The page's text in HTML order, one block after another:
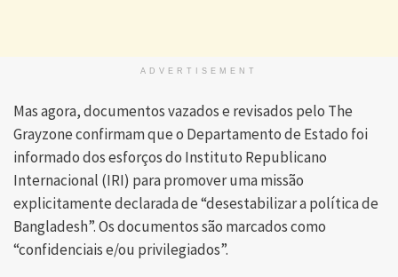
ADVERTISEMENT
Mas agora, documentos vazados e revisados ​​pelo The
Grayzone confirmam que o Departamento de Estado foi
informado dos esforços do Instituto Republicano
Internacional (IRI) para promover uma missão
explicitamente declarada de “desestabilizar a política de
Bangladesh”. Os documentos são marcados como
“confidenciais e/ou privilegiados”.